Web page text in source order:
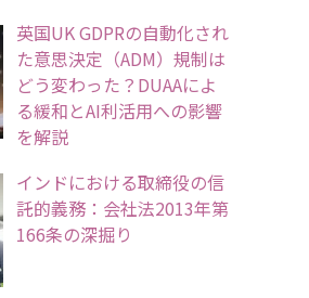
英国UK GDPRの自動化され
た意思決定（ADM）規制は
どう変わった？DUAAによ
る緩和とAI利活用への影響
を解説
インドにおける取締役の信
託的義務：会社法2013年第
166条の深掘り